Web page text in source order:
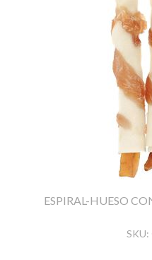
ESPIRAL-HUESO
SKU: